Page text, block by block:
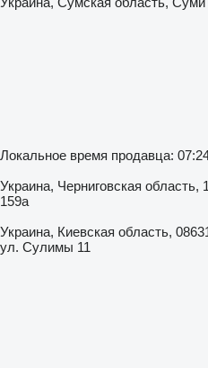
Локальное время продавца:
Украина, Черниговская
159а
Украина, Киевская область,
ул. Сулимы 11